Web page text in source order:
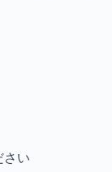
さい